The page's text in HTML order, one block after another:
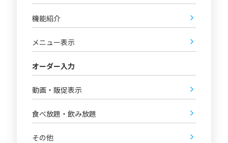
機能紹介
メニュー表示
オーダー入力
動画・販促表示
食べ放題・飲み放題
その他